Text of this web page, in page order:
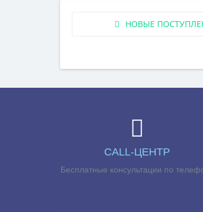
НОВЫЕ
CALL-ЦЕНТР
Бесплатные консультации по